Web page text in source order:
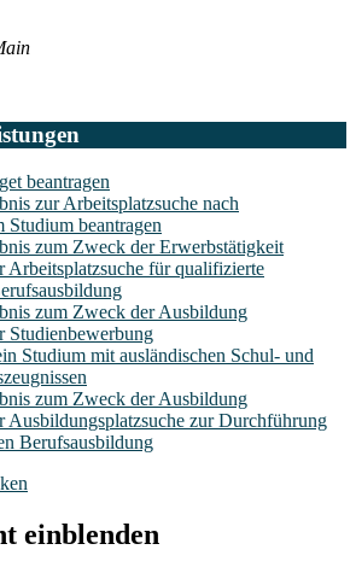
beantragen
zur Arbeitsplatzsuche nach
Studium beantragen
zum Zweck der Erwerbstätigkeit
Arbeitsplatzsuche für qualifizierte
zum Zweck der Ausbildung
Studienbewerbung
Studium mit ausländischen Schul- und
zum Zweck der Ausbildung
Ausbildungsplatzsuche zur Durchführung
Berufsausbildung
einblenden